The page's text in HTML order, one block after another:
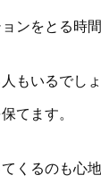
ンをとる時
もいるでしょ
てます。
くるのも心